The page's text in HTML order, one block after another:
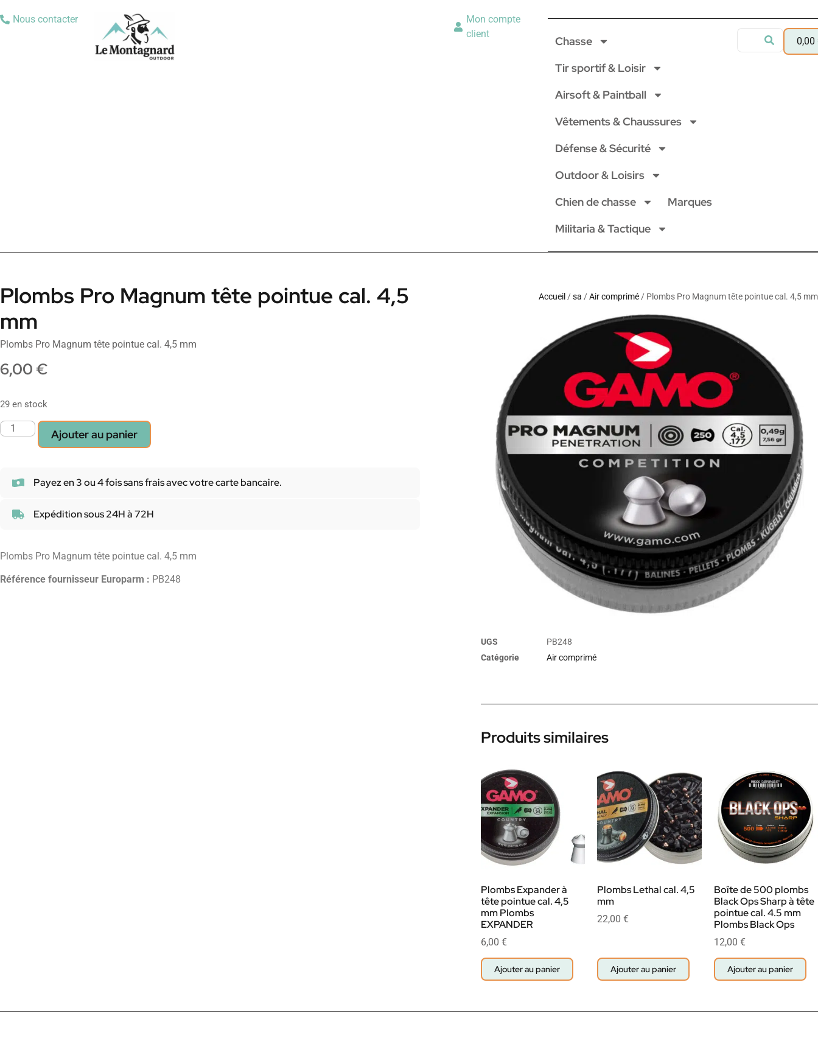
Nous contacter
Mon compte
client
Chasse
Tir sportif & Loisir
Airsoft & Paintball
Vêtements & Chaussures
Défense & Sécurité
Outdoor & Loisirs
Chien de chasse
Marques
Militaria & Tactique
0,00
Plombs Pro Magnum tête pointue cal. 4,5
mm
Plombs Pro Magnum tête pointue cal. 4,5 mm
6,00 €
29 en stock
Ajouter au panier
Payez en 3 ou 4 fois sans frais avec votre carte bancaire.
Expédition sous 24H à 72H
Plombs Pro Magnum tête pointue cal. 4,5 mm
Référence fournisseur Europarm : PB248
Accueil /sa /Air comprimé / Plombs Pro Magnum tête pointue cal. 4,5 mm
UGS
PB248
Catégorie
Air comprimé
Produits similaires
Plombs Expander à
tête pointue cal. 4,5
mm Plombs
EXPANDER
6,00 €
Ajouter au panier
Plombs Lethal cal. 4,5
mm
22,00€
Ajouter au panier
Boîte de 500 plombs
Black Ops Sharp à tête
pointue cal. 4.5 mm
Plombs Black Ops
12,00 €
Ajouter au panier